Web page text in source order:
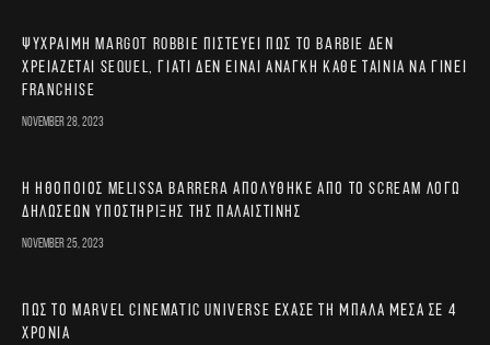
Ψύχραιμη Margot Robbie πιστεύει πως το Barbie δεν
χρειάζεται sequel, γιατί δεν είναι ανάγκη κάθε ταινία να γίνει
franchise
November 28, 2023
Η ηθοποιός Melissa Barrera απολύθηκε από το Scream λόγω
δηλώσεων υποστήριξης της Παλαιστίνης
November 25, 2023
Πώς το Marvel Cinematic Universe έχασε τη μπάλα μέσα σε 4
χρόνια